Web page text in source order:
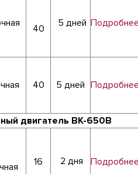
40 5 дней
40 5 дней
двигатель ВК-650В
16 2 дня